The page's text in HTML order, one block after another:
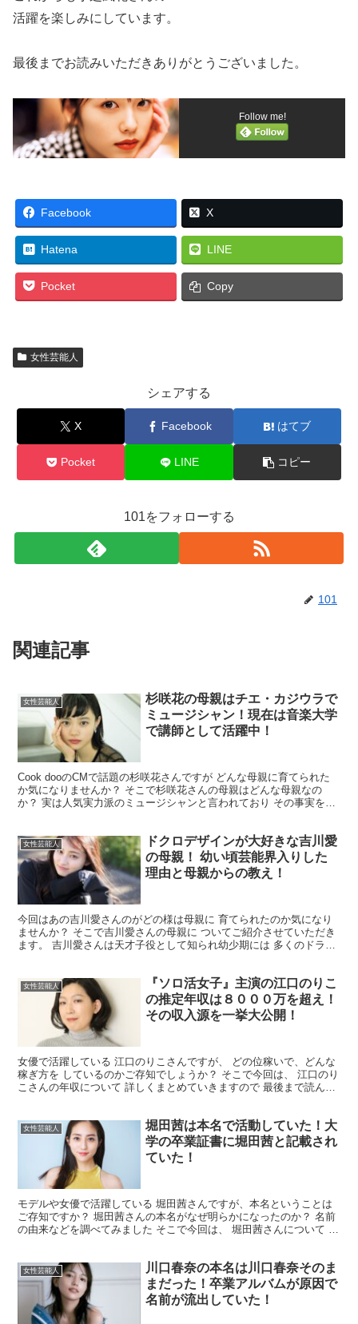
活躍を楽しみにしています。
最後までお読みいただきありがとうございました。
Follow me!
Facebook X
Hatena LINE
Pocket Copy
女性芸能人
シェアする
X Facebook はてブ
Pocket LINE コピー
101をフォローする
101
関連記事
女性芸能人
杉咲花の母親はチエ・カジウラで
ミュージシャン！現在は音楽大学
で講師として活躍中！
Cook dooのCMで話題の杉咲花さんですが どんな母親に育てられた
か気になりませんか？ そこで杉咲花さんの母親はどんな母親なの
か？ 実は人気実力派のミュージシャンと言われており その事実をご
女性芸能人
ドクロデザインが大好きな吉川愛
の母親！ 幼い頃芸能界入りした
理由と母親からの教え！
今回はあの吉川愛さんのがどの様は母親に 育てられたのか気になり
ませんか？ そこで吉川愛さんの母親に ついてご紹介させていただき
ます。 吉川愛さんは天才子役として知られ幼少期には 多くのドラマ
女性芸能人
『ソロ活女子』主演の江口のりこ
の推定年収は８０００万を超え！
その収入源を一挙大公開！
女優で活躍している 江口のりこさんですが、 どの位稼いで、どんな
稼ぎ方を しているのかご存知でしょうか？ そこで今回は、 江口のり
こさんの年収について 詳しくまとめていきますので 最後まで読んで
女性芸能人
堀田茜は本名で活動していた！大
学の卒業証書に堀田茜と記載され
ていた！
モデルや女優で活躍している 堀田茜さんですが、本名ということは
ご存知ですか？ 堀田茜さんの本名がなぜ明らかになったのか？ 名前
の由来などを調べてみました そこで今回は、 堀田茜さんについて 詳
女性芸能人
川口春奈の本名は川口春奈そのま
まだった！卒業アルバムが原因で
名前が流出していた！